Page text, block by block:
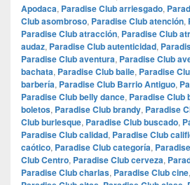
Apodaca, Paradise Club arriesgado,
Club asombroso, Paradise Club atención,
Paradise Club atracción, Paradise Club
audaz, Paradise Club autenticidad,
Paradise Club aventura, Paradise Club
bachata, Paradise Club baile, Paradise
barbería, Paradise Club Barrio Antiguo,
Paradise Club belly dance, Paradise Club
boletos, Paradise Club brandy, Paradise
Club burlesque, Paradise Club buscado,
Paradise Club calidad, Paradise Club
caótico, Paradise Club categoría,
Club Centro, Paradise Club cerveza,
Paradise Club charlas, Paradise Club cine,